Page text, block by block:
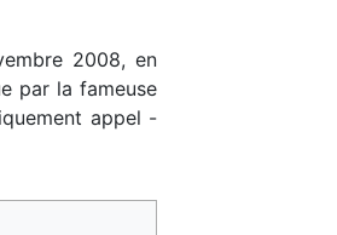
2008, en
par la fameuse
appel -